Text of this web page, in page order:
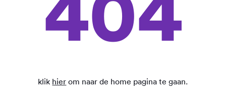
klik hier om naar de home pagina te gaan.